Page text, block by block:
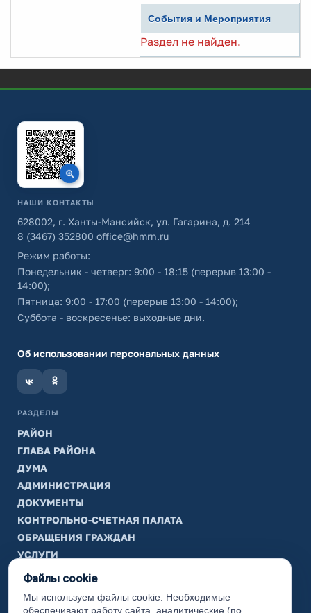
События и Мероприятия
Раздел не найден.
НАШИ КОНТАКТЫ
628002, г. Ханты-Мансийск, ул. Гагарина, д. 214
8 (3467) 352800 office@hmrn.ru
Режим работы:
Понедельник - четверг: 9:00 - 18:15 (перерыв 13:00 -
14:00);
Пятница: 9:00 - 17:00 (перерыв 13:00 - 14:00);
Суббота - воскресенье: выходные дни.
Об использовании персональных данных
РАЗДЕЛЫ
РАЙОН
ГЛАВА РАЙОНА
ДУМА
АДМИНИСТРАЦИЯ
ДОКУМЕНТЫ
КОНТРОЛЬНО-СЧЕТНАЯ ПАЛАТА
ОБРАЩЕНИЯ ГРАЖДАН
УСЛУГИ
ТИК
ИНФОРМАЦИЯ
Файлы cookie
Мы используем файлы cookie. Необходимые
обеспечивают работу сайта, аналитические (по